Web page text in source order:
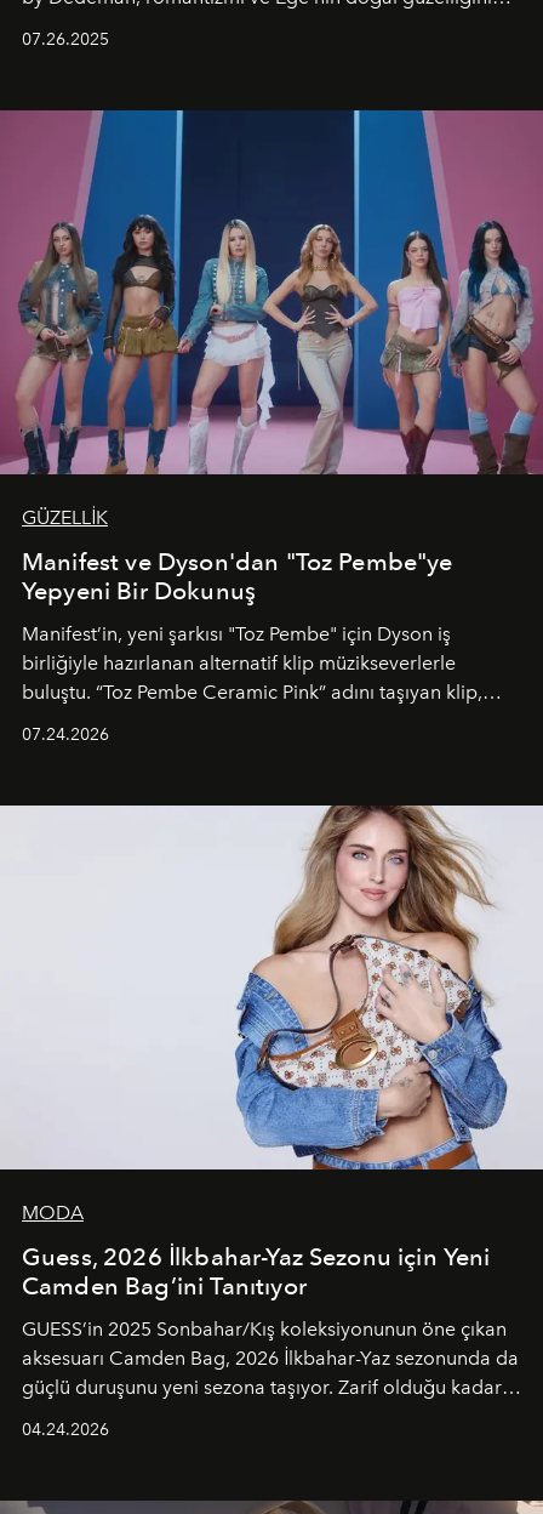
07.26.2025
GÜZELLİK
Manifest ve Dyson'dan "Toz Pembe"ye
Yepyeni Bir Dokunuş
Manifest’in, yeni şarkısı "Toz Pembe" için Dyson iş
birliğiyle hazırlanan alternatif klip müzikseverlerle
buluştu. “Toz Pembe Ceramic Pink” adını taşıyan klip,
unsurlarından biri olarak öne çıkıyor.
07.24.2026
MODA
Guess, 2026 İlkbahar-Yaz Sezonu için Yeni
Camden Bag’ini Tanıtıyor
GUESS’in 2025 Sonbahar/Kış koleksiyonunun öne çıkan
aksesuarı Camden Bag, 2026 İlkbahar-Yaz sezonunda da
güçlü duruşunu yeni sezona taşıyor. Zarif olduğu kadar
04.24.2026